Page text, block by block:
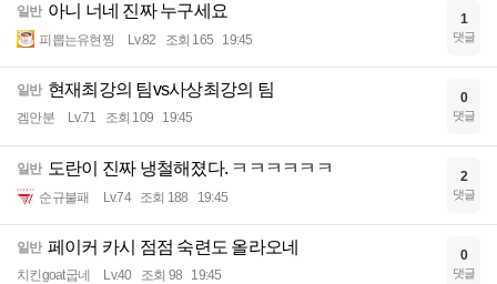
일반 아니 너네 진짜 누구세요
피뽑는유현찡 Lv.82 조회 165 19:45
1
댓글
일반 현재최강의 팀vs사상최강의 팀
겜안분 Lv.71 조회 109 19:45
0
댓글
일반 도란이 진짜 냉철해졌다. ㅋㅋㅋㅋㅋㅋ
순규불패 Lv.74 조회 188 19:45
2
댓글
일반 페이커 카시 점점 숙련도 올라오네
치킨goat굽네 Lv.40 조회 98 19:45
0
댓글